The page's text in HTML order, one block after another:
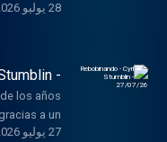
años
28 يوليو 2026
-
27/07/26
los años
a un
27 يوليو 2026